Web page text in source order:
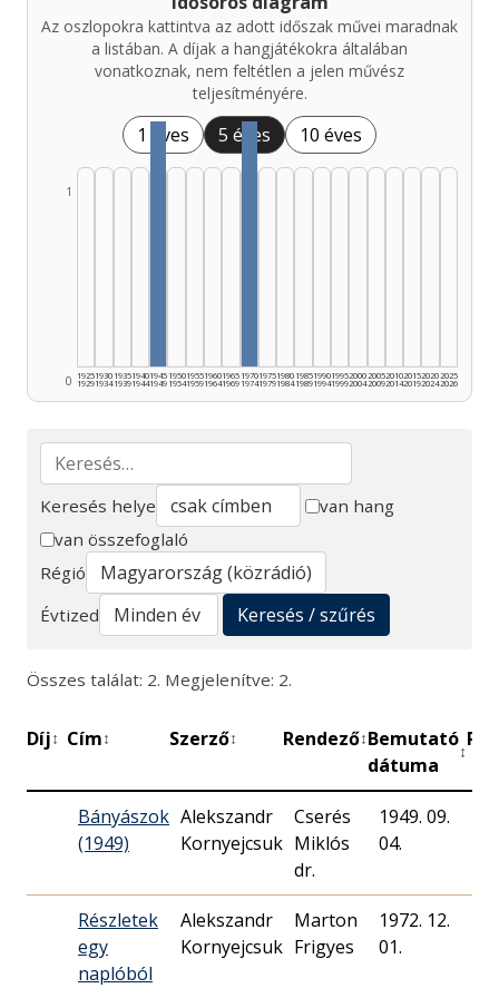
Az oszlopokra kattintva az adott időszak művei maradnak
a listában. A díjak a hangjátékokra általában
vonatkoznak, nem feltétlen a jelen művész
teljesítményére.
1 éves 5 éves 10 éves
0
1
1925
1929
1930
1934
1935
1939
1940
1944
1945
1949
1950
1954
1955
1959
1960
1964
1965
1969
1970
1974
1975
1979
1980
1984
1985
1989
1990
1994
1995
1999
2000
2004
2005
2009
2010
2014
2015
2019
2020
2024
2025
2026
Keresés
Keresés helye
van hang
van összefoglaló
Régió
Évtized
Keresés / szűrés
Összes találat: 2. Megjelenítve: 2.
Díj↕ Cím↕ Szerző↕ Rendező↕Bemutató
dátuma
↕
Bányászok
(1949)
Alekszandr
Kornyejcsuk
Cserés
Miklós
dr.
1949. 09.
04.
Részletek
egy
naplóból
Alekszandr
Kornyejcsuk
Marton
Frigyes
1972. 12.
01.